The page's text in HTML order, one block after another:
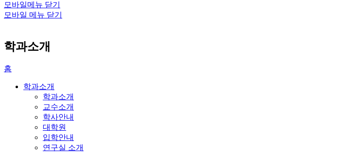
모바일메뉴 닫기
모바일 메뉴 닫기
학과소개
홈
학과소개
학과소개
교수소개
학사안내
대학원
입학안내
연구실 소개